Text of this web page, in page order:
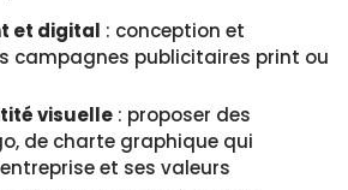
et digital : conception et
campagnes publicitaires print ou
visuelle : proposer des
de charte graphique qui
et ses valeurs